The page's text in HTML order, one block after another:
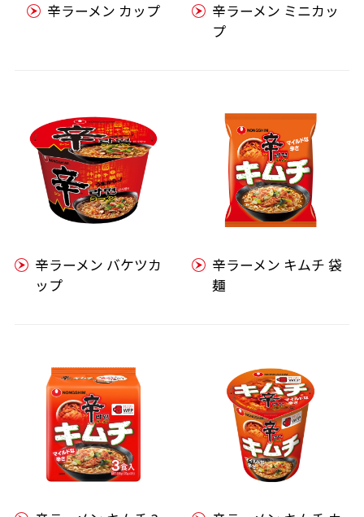
辛ラーメン カップ
辛ラーメン ミニカッ
プ
辛ラーメン バケツカ
ップ
辛ラーメン キムチ 袋
麺